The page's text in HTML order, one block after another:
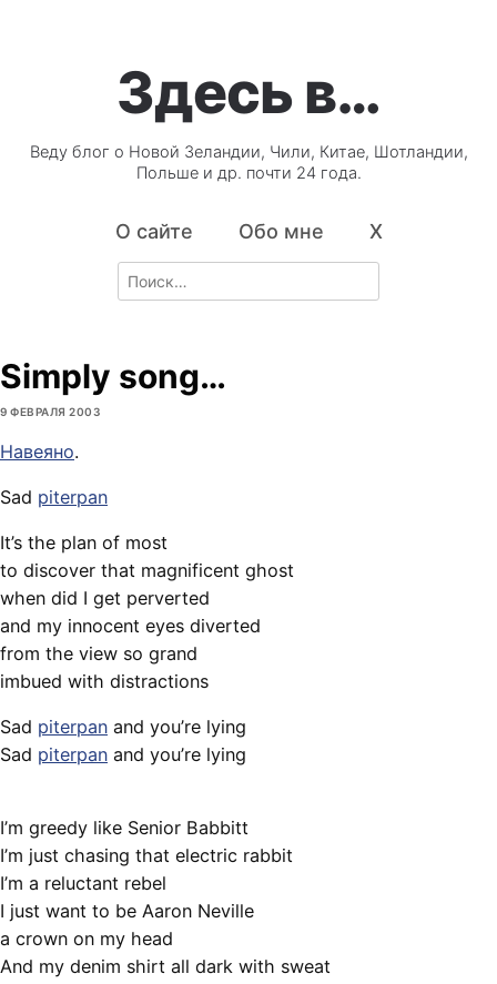
Здесь в…
Веду блог о Новой Зеландии, Чили, Китае, Шотландии,
Польше и др. почти 24 года.
О сайте Обо мне X
Search
for:
Simply song…
9 ФЕВРАЛЯ 2003
Навеяно.
Sad piterpan
It’s the plan of most
to discover that magnificent ghost
when did I get perverted
and my innocent eyes diverted
from the view so grand
imbued with distractions
Sad piterpan and you’re lying
Sad piterpan and you’re lying
I’m greedy like Senior Babbitt
I’m just chasing that electric rabbit
I’m a reluctant rebel
I just want to be Aaron Neville
a crown on my head
And my denim shirt all dark with sweat